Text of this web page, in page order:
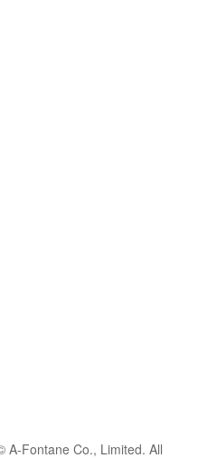
A-Fontane Co., Limited. All